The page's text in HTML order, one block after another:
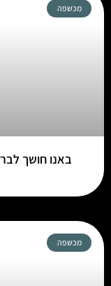
מכשפה
באנו חושך
מכשפה